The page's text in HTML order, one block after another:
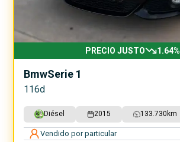
PRECIO JUSTO 1.64%
BmwSerie 1
116d
Diésel 2015 133.730 km
Vendido por particular